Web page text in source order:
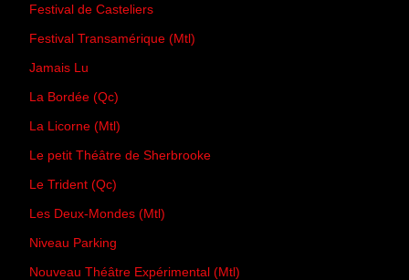
Festival de Casteliers
Festival Transamérique (Mtl)
Jamais Lu
La Bordée (Qc)
La Licorne (Mtl)
Le petit Théâtre de Sherbrooke
Le Trident (Qc)
Les Deux-Mondes (Mtl)
Niveau Parking
Nouveau Théâtre Expérimental (Mtl)